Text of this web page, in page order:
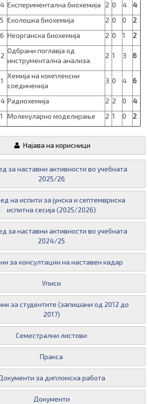
Експериментална биохемија 2 0 4
4
Еколошка биохемија 2 0 0
2
Неорганска биохемија 2 0 1 2
Одбрани поглавја од
инструментална анализа
2 1 3 6
Хемија на комплексни
соединенија
3 0 4 6
Радиохемија 2 2 0
4
Молекуларно моделирање 2 1 0 2
Најава на корисници
за наставни активности во учебната
2025/26
на испити за јунска и септемвриска
испитна сесија (2025/2026)
за наставни активности во учебната
2024/25
за консултации на наставен кадар
Уписи
за студентите (запишани од 2012 до
2017)
Семестрални листови
Пракса
за дипломска работа
Документи